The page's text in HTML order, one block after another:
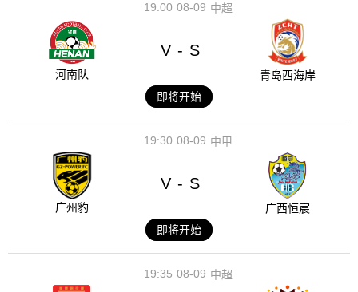
08-09
19:00 中超
河南队
V - S
青岛西海岸
即将开始
08-09
19:30 中甲
广州豹
V - S
广西恒宸
即将开始
08-09
19:35 中超